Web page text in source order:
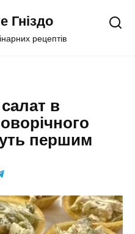
Гніздо
рецептів
в
першим